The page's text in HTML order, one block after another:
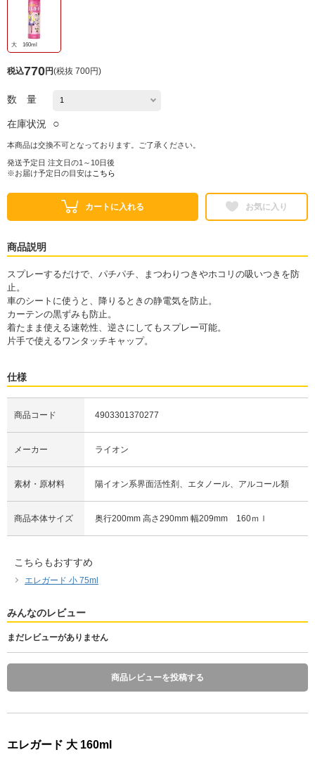
大 160ml
税込770円(税抜 700円)
数 量
在庫状況 ○
本商品は交換不可となっております。ご了承ください。
発送予定日 注文日の1～10日後
※お届け予定日の目安は こちら
カートに入れる お気に入り
商品説明
スプレーするだけで、パチパチ、まつわりつきやホコリの吸いつきを防
止。
車のシートに使うと、降りるときの静電気を防止。
カーテンの黒ずみも防止。
着たまま使える速乾性、逆さにしてもスプレー可能。
片手で使えるワンタッチキャップ。
仕様
商品コード 4903301370277
メーカー ライオン
素材・原材料 陽イオン系界面活性剤、エタノール、アルコール類
商品本体サイズ 奥行200mm 高さ290mm 幅209mm 160ｍｌ
こちらもおすすめ
エレガード 小 75ml
みんなのレビュー
まだレビューがありません
商品レビューを投稿する
エレガード 大 160ml